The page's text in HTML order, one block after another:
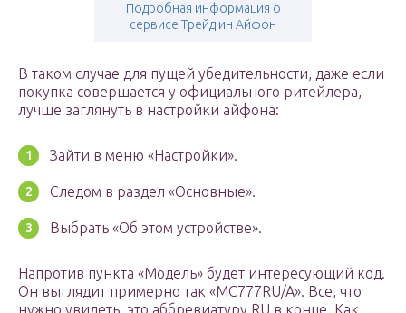
Подробная информация о
сервисе Трейд ин Айфон
В таком случае для пущей убедительности, даже если
покупка совершается у официального ритейлера,
лучше заглянуть в настройки айфона:
Зайти в меню «Настройки».
Следом в раздел «Основные».
Выбрать «Об этом устройстве».
Напротив пункта «Модель» будет интересующий код.
Он выглядит примерно так «MC777RU/A». Все, что
нужно увидеть, это аббревиатуру RU в конце. Как